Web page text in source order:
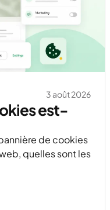
3 août 2026
est-
de cookies
quelles sont les